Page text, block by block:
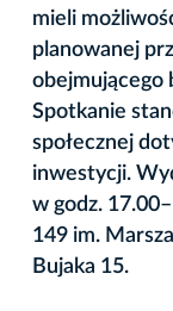
mieli
planowanej
obejmującego
Spotkanie
społecznej
inwestycji.
w godz.
149 im.
Bujaka 15.